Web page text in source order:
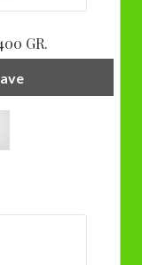
GR.